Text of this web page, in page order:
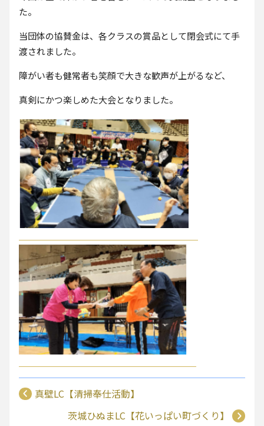
た。
当団体の協賛金は、各クラスの賞品として閉会式にて手
渡されました。
障がい者も健常者も笑顔で大きな歓声が上がるなど、
真剣にかつ楽しめた大会となりました。
真壁LC【清掃奉仕活動】
茨城ひぬまLC【花いっぱい町づくり】